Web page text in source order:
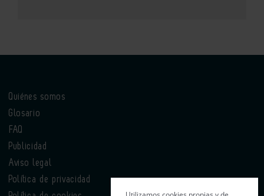
Quiénes somos
Glosario
FAQ
Publicidad
Aviso legal
Política de privacidad